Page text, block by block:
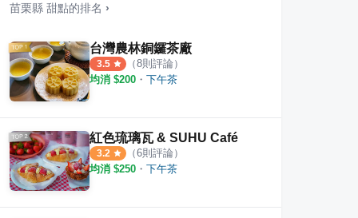
則評論 3則評論
苗栗縣 甜點的排名 ›
台灣農林銅鑼茶廠
3.5 （8則評論）
均消 $200 ・ 下午茶
紅色琉璃瓦 & SUHU Café
3.2 （6則評論）
均消 $250 ・ 下午茶